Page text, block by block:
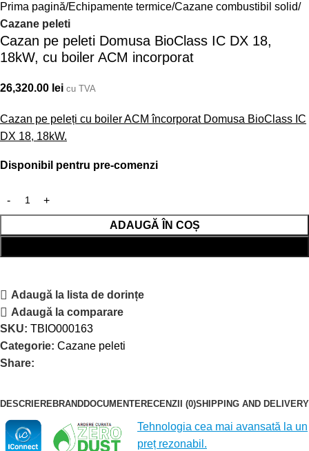
Prima pagină Echipamente termice Cazane combustibil solid
Cazane peleti
Cazan pe peleti Domusa BioClass IC DX 18,
18kW, cu boiler ACM incorporat
26,320.00 lei cu TVA
Cazan pe peleți cu boiler ACM încorporat Domusa BioClass IC
DX 18, 18kW.
Disponibil pentru pre-comenzi
ADAUGĂ ÎN COȘ
Adaugă la lista de dorințe
Adaugă la comparare
SKU: TBIO000163
Categorie: Cazane peleti
Share:
DESCRIERE BRANDDOCUMENTE RECENZII (0)SHIPPING AND DELIVERY
Tehnologia cea mai avansată la un
preț rezonabil.